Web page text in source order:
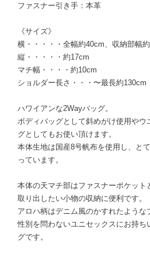
ファスナー引き手：本革
《サイズ》
横・・・・・全幅約40cm、収納部幅
縦・・・・・約17cm
マチ幅・・・・約10cm
ショルダー長さ・・・〜最長約130cm
ハワイアンな2Wayバッグ。
ボディバッグとして斜めがけ使用やウ
グとしてもお使い頂けます。
本体生地は国産8号帆布を使用し、と
っています。
本体の天マチ部はファスナーポケット
取り出したい小物の収納に便利です。
アロハ柄はデニム風のかすれたような
性別を問わないユニセックスにお持ち
グです。